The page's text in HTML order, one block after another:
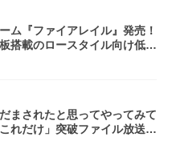
ム『ファイアレイル』発売！
搭載のロースタイル向け低型
まされたと思ってやってみて
これだけ」突破ファイル放送で